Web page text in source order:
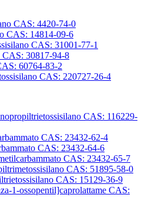
CAS: 4420-74-0
CAS: 14814-09-6
CAS: 31001-77-1
CAS: 30817-94-8
60764-83-2
CAS: 220727-26-4
CAS: 116229-
CAS: 23432-62-4
CAS: 23432-64-6
CAS: 23432-65-7
CAS: 51895-58-0
CAS: 15129-36-9
1-ossopentil]caprolattame CAS: